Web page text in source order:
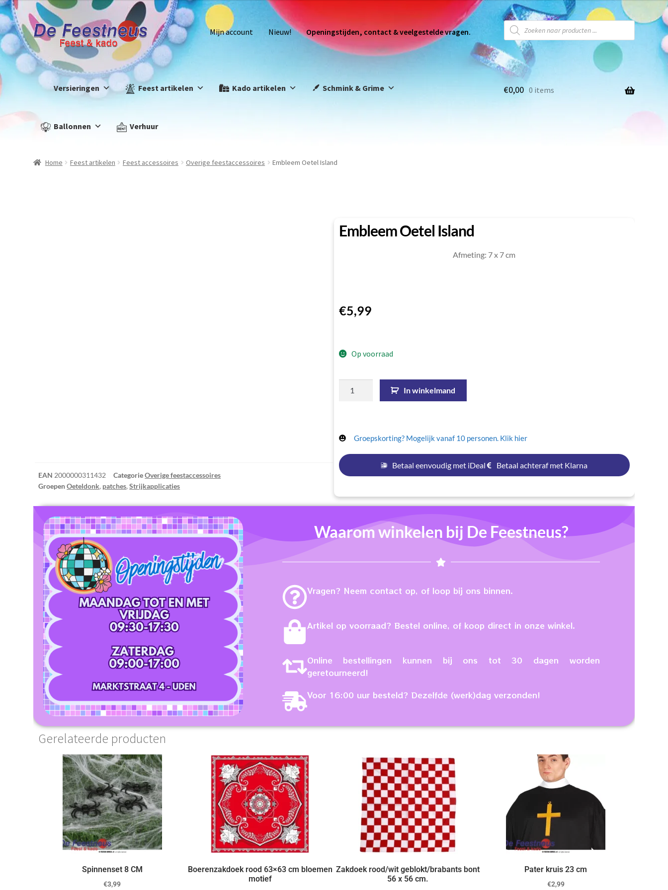
Mijn account Nieuw! Openingstijden, contact & veelgestelde vragen.
Versieringen Feest artikelen Kado artikelen Schmink & Grime
Ballonnen Verhuur
€0,00 0 items
Home Feest artikelen Feest accessoires Overige feestaccessoires Embleem Oetel Island
EAN 2000000311432 CategorieOverige feestaccessoires
GroepenOeteldonk, patches,Strijkapplicaties
Embleem Oetel Island
Afmeting: 7 x 7 cm
€5,99
Op voorraad
In winkelmand
Groepskorting? Mogelijk vanaf 10 personen. Klik hier
Betaal eenvoudig met iDeal Betaal achteraf met Klarna
Waarom winkelen bij De Feestneus?
Vragen? Neem contact op, of loop bij ons binnen.
Artikel op voorraad? Bestel online, of koop direct in onze winkel.
Online bestellingen kunnen bij ons tot 30 dagen worden
geretourneerd!
Voor 16:00 uur besteld? Dezelfde (werk)dag verzonden!
Gerelateerde producten
Spinnenset 8 CM
€3,99
Boerenzakdoek rood 63×63 cm bloemen
motief
Zakdoek rood/wit geblokt/brabants bont
56 x 56 cm.
Pater kruis 23 cm
€2,99